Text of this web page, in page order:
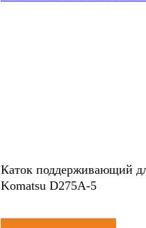
Каток поддерживающий
Komatsu D275A-5